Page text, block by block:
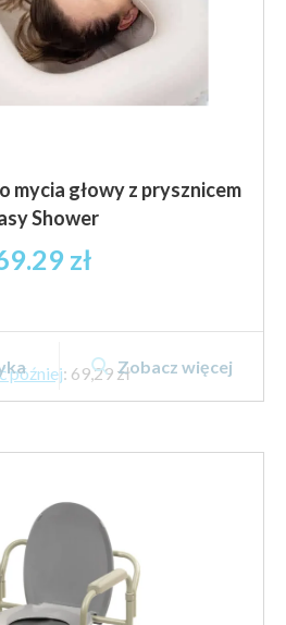
mycia głowy z prysznicem
Shower
zł
później: 69,29 złZobacz więcej